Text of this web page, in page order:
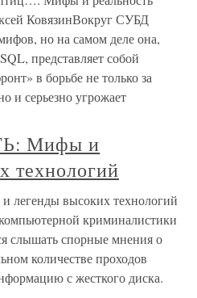
КовязинВокруг СУБД
но на самом деле она,
представляет собой
в борьбе не только за
и серьезно угрожает
Мифы и
технологий
высоких технологий
криминалистики
слышать спорные мнения о
количестве проходов
с жесткого диска.